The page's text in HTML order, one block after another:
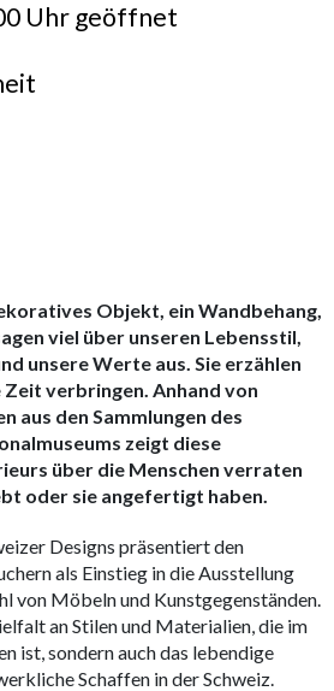
Uhr geöffnet
only.body-term
Objekt, ein Wandbehang,
viel über unseren Lebensstil,
unsere Werte aus. Sie erzählen
verbringen. Anhand von
aus den Sammlungen des
zeigt diese
über die Menschen verraten
oder sie angefertigt haben.
Designs präsentiert den
als Einstieg in die Ausstellung
von Möbeln und Kunstgegenständen.
an Stilen und Materialien, die im
ist, sondern auch das lebendige
Schaffen in der Schweiz.